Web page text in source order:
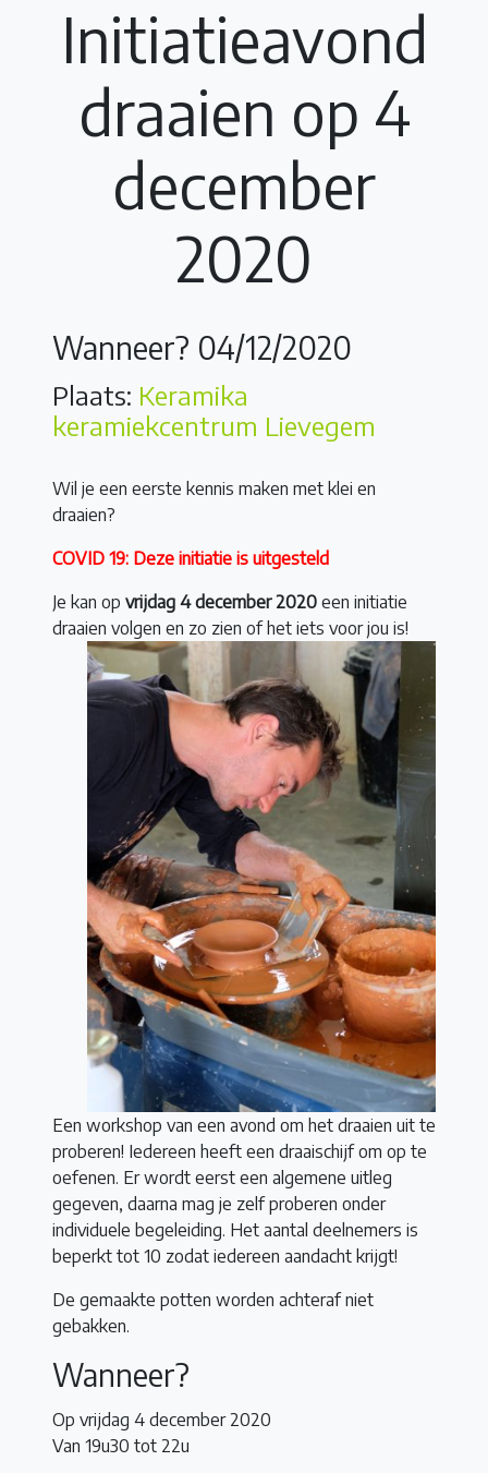
Initiatieavond
draaien op 4
december
2020
Wanneer? 04/12/2020
Plaats: Keramika
keramiekcentrum Lievegem
Wil je een eerste kennis maken met klei en
draaien?
COVID 19: Deze initiatie is uitgesteld
Je kan op vrijdag 4 december 2020 een initiatie
draaien volgen en zo zien of het iets voor jou is!
Een workshop van een avond om het draaien uit te
proberen! Iedereen heeft een draaischijf om op te
oefenen. Er wordt eerst een algemene uitleg
gegeven, daarna mag je zelf proberen onder
individuele begeleiding. Het aantal deelnemers is
beperkt tot 10 zodat iedereen aandacht krijgt!
De gemaakte potten worden achteraf niet
gebakken.
Wanneer?
Op vrijdag 4 december 2020
Van 19u30 tot 22u